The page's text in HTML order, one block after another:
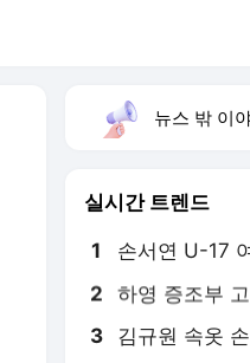
뉴스 밖 이야
실시간 트렌드
1 손서연 U-17
2 하영 증조부
3 김규원 속옷